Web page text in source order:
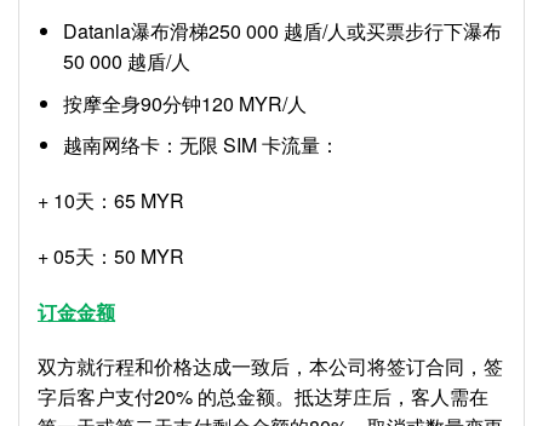
Datanla瀑布滑梯250 000 越盾/人或买票步行下瀑布
50 000 越盾/人
按摩全身90分钟120 MYR/人
越南网络卡：无限 SIM 卡流量：
+ 10天：65 MYR
+ 05天：50 MYR
订金金额
双方就行程和价格达成一致后，本公司将签订合同，签
字后客户支付20% 的总金额。抵达芽庄后，客人需在